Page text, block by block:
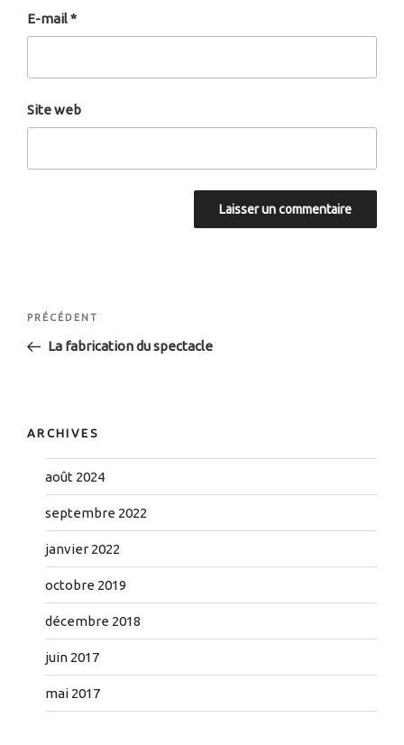
E-mail*
Site web
Navigation
l’article
Article
précédent
PRÉCÉDENT
La fabrication du spectacle
ARCHIVES
août 2024
septembre 2022
janvier 2022
octobre 2019
décembre 2018
juin 2017
mai 2017